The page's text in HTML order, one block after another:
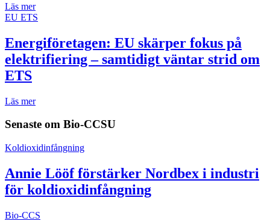
Läs mer
EU ETS
Energiföretagen: EU skärper fokus på
elektrifiering – samtidigt väntar strid om
ETS
Läs mer
Senaste om Bio-CCSU
Koldioxidinfångning
Annie Lööf förstärker Nordbex i industri
för koldioxidinfångning
Bio-CCS